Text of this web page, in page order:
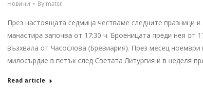
Новини By mater
През настоящата седмица честваме следните празници
манастира започва от 17:30 ч. Броеницата преди нея от
възхвала от Часослова (Бревиария). През месец
милосърдие в петък след Светата Литургия и в неделя
Read article